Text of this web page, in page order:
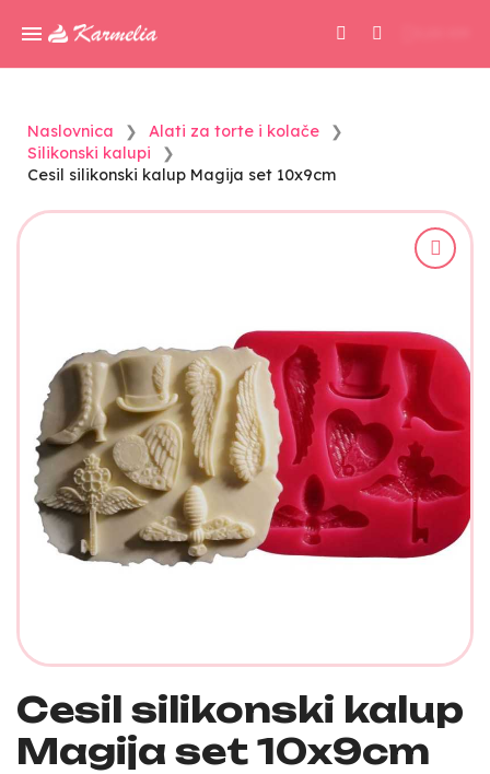
Naslovnica
Alati za torte i kolače
Silikonski kalupi
Cesil silikonski kalup Magija set 10x9cm
Cesil silikonski kalup
Magija set 10x9cm